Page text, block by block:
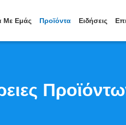
Με Εμάς Προϊόντα Ειδήσεις